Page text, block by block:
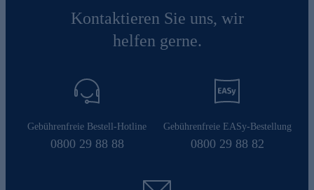
Kontaktieren Sie uns, wir
helfen gerne.
Gebührenfreie Bestell-Hotline
0800 29 88 88
Gebührenfreie EASy-Bestellung
0800 29 88 82